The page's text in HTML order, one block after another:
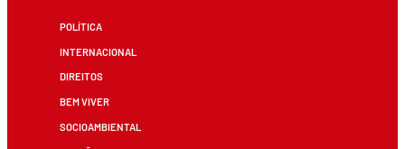
POLÍTICA
INTERNACIONAL
DIREITOS
BEM VIVER
SOCIOAMBIENTAL